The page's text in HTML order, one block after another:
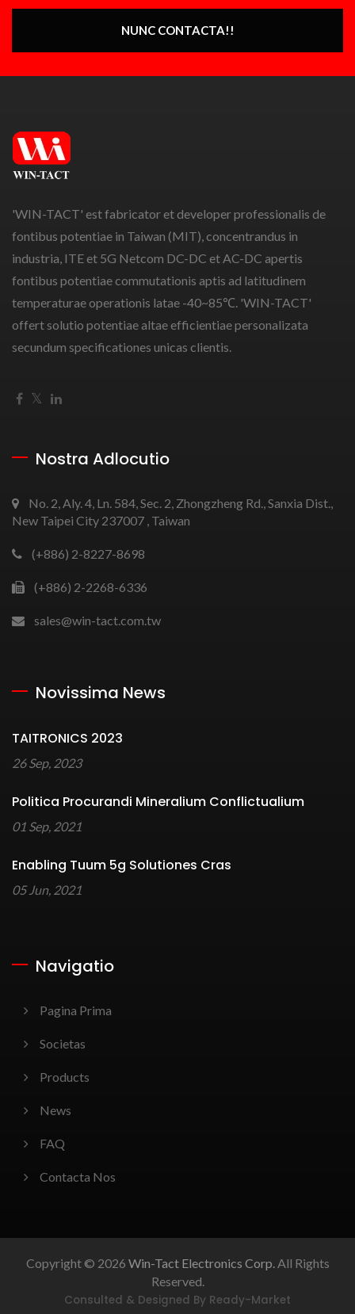
NUNC CONTACTA!!
'WIN-TACT' est fabricator et developer professionalis de
fontibus potentiae in Taiwan (MIT), concentrandus in
industria, ITE et 5G Netcom DC-DC et AC-DC apertis
fontibus potentiae commutationis aptis ad latitudinem
temperaturae operationis latae -40~85℃. 'WIN-TACT'
offert solutio potentiae altae efficientiae personalizata
secundum specificationes unicas clientis.
Nostra Adlocutio
No. 2, Aly. 4, Ln. 584, Sec. 2, Zhongzheng Rd., Sanxia Dist.,
New Taipei City 237007 , Taiwan
(+886) 2-8227-8698
(+886) 2-2268-6336
sales@win-tact.com.tw
Novissima News
TAITRONICS 2023
26 Sep, 2023
Politica Procurandi Mineralium Conflictualium
01 Sep, 2021
Enabling Tuum 5g Solutiones Cras
05 Jun, 2021
Navigatio
Pagina Prima
Societas
Products
News
FAQ
Contacta Nos
Copyright © 2026 Win-Tact Electronics Corp.All Rights
Reserved.
Consulted & Designed By Ready-Market